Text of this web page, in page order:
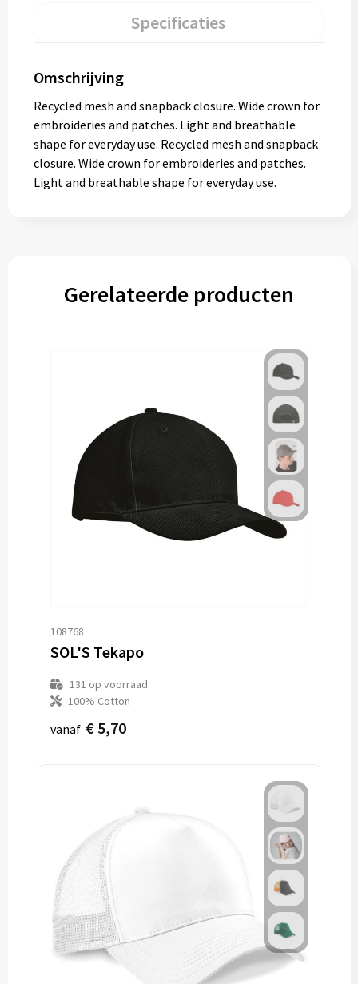
Specificaties
Omschrijving
Recycled mesh and snapback closure. Wide crown for
embroideries and patches. Light and breathable
shape for everyday use. Recycled mesh and snapback
closure. Wide crown for embroideries and patches.
Light and breathable shape for everyday use.
Gerelateerde producten
108768
SOL'S Tekapo
131 op voorraad
100% Cotton
vanaf € 5,70